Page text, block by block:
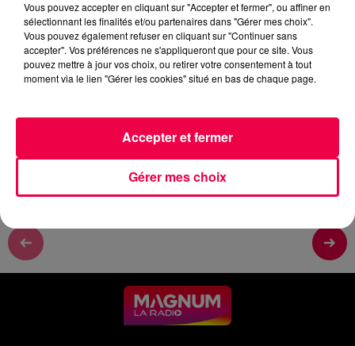
9 juin 2026 - 2 min 15 sec
FLASHBACK SUR L'ANNÉE 1987
FLASHBACK sur l'année 1987
Vous pouvez accepter en cliquant sur "Accepter et fermer", ou affiner en
sélectionnant les finalités et/ou partenaires dans "Gérer mes choix".
Vous pouvez également refuser en cliquant sur "Continuer sans
accepter". Vos préférences ne s'appliqueront que pour ce site. Vous
pouvez mettre à jour vos choix, ou retirer votre consentement à tout
moment via le lien "Gérer les cookies" situé en bas de chaque page.
Gérer mes choix
Accepter et fermer